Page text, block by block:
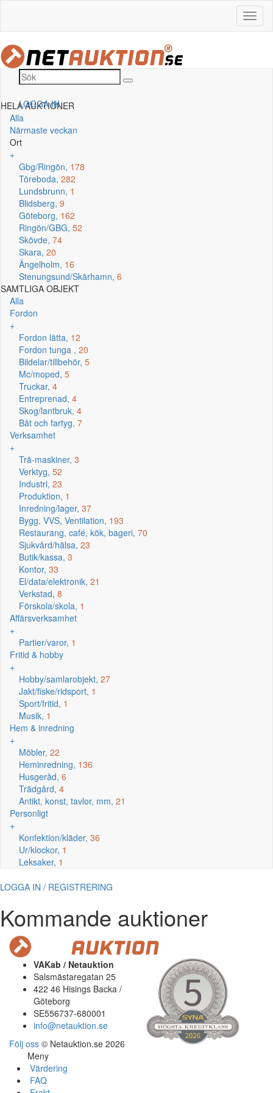
LOGGA IN
HELA AUKTIONER
Alla
Närmaste veckan
Ort
+
Gbg/Ringön, 178
Töreboda, 282
Lundsbrunn, 1
Blidsberg, 9
Göteborg, 162
Ringön/GBG, 52
Skövde, 74
Skara, 20
Ängelholm, 16
Stenungsund/Skärhamn, 6
SAMTLIGA OBJEKT
Alla
Fordon
+
Fordon lätta, 12
Fordon tunga , 20
Bildelar/tillbehör, 5
Mc/moped, 5
Truckar, 4
Entreprenad, 4
Skog/lantbruk, 4
Båt och fartyg, 7
Verksamhet
+
Trä-maskiner, 3
Verktyg, 52
Industri, 23
Produktion, 1
Inredning/lager, 37
Bygg, VVS, Ventilation, 193
Restaurang, café, kök, bageri, 70
Sjukvård/hälsa, 23
Butik/kassa, 3
Kontor, 33
El/data/elektronik, 21
Verkstad, 8
Förskola/skola, 1
Affärsverksamhet
+
Partier/varor, 1
Fritid & hobby
+
Hobby/samlarobjekt, 27
Jakt/fiske/ridsport, 1
Sport/fritid, 1
Musik, 1
Hem & inredning
+
Möbler, 22
Heminredning, 136
Husgeråd, 6
Trädgård, 4
Antikt, konst, tavlor, mm, 21
Personligt
+
Konfektion/kläder, 36
Ur/klockor, 1
Leksaker, 1
LOGGA IN / REGISTRERING
Kommande auktioner
VAKab / Netauktion
Salsmästaregatan 25
422 46 Hisings Backa /
Göteborg
SE556737-680001
info@netauktion.se
Följ oss © Netauktion.se 2026
Meny
Värdering
FAQ